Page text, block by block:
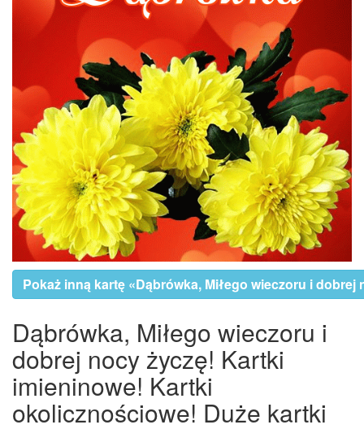
Pokaż inną kartę «Dąbrówka, Miłego wieczoru i dobrej
Dąbrówka, Miłego wieczoru i
dobrej nocy życzę! Kartki
imieninowe! Kartki
okolicznościowe! Duże kartki